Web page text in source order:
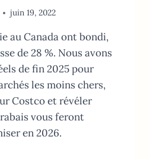
juin 19, 2022
au Canada ont bondi,
de 28 %. Nous avons
de fin 2025 pour
les moins chers,
Costco et révéler
vous feront
en 2026.